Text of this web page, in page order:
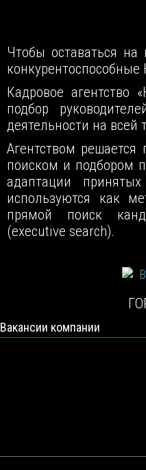
Чтобы оставаться
Кадровое агентство
подбор
деятельности на всей
Агентством
поиском и подбором
адаптации
используются как
прямой поиск
(executive search).
Вакансии компании